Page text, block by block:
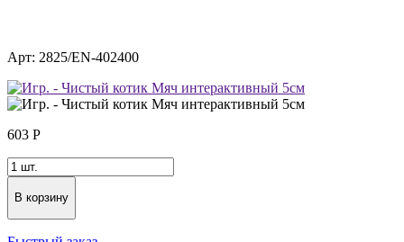
Арт: 2825/EN-402400
603 Р
В корзину